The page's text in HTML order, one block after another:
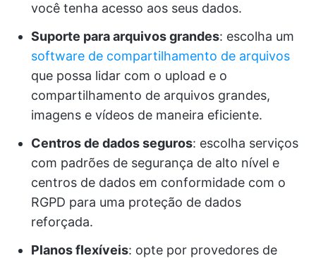
você tenha acesso aos seus dados.
Suporte para arquivos grandes: escolha um
software de compartilhamento de arquivos
que possa lidar com o upload e o
compartilhamento de arquivos grandes,
imagens e vídeos de maneira eficiente.
Centros de dados seguros: escolha serviços
com padrões de segurança de alto nível e
centros de dados em conformidade com o
RGPD para uma proteção de dados
reforçada.
Planos flexíveis: opte por provedores de